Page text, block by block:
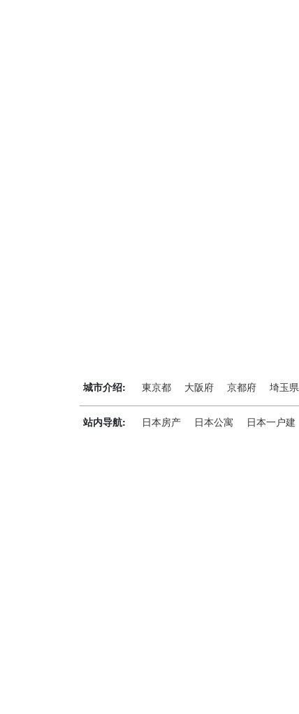
城市介绍: 東京都 大阪府 京都府 埼玉県
站内导航: 日本房产 日本公寓 日本一户建